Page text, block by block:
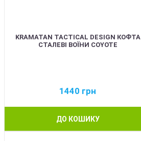
KRAMATAN TACTICAL DESIGN КОФТА
СТАЛЕВІ ВОЇНИ COYOTE
1440 грн
ДО КОШИКУ